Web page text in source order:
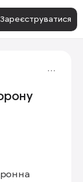
Зареєструватися